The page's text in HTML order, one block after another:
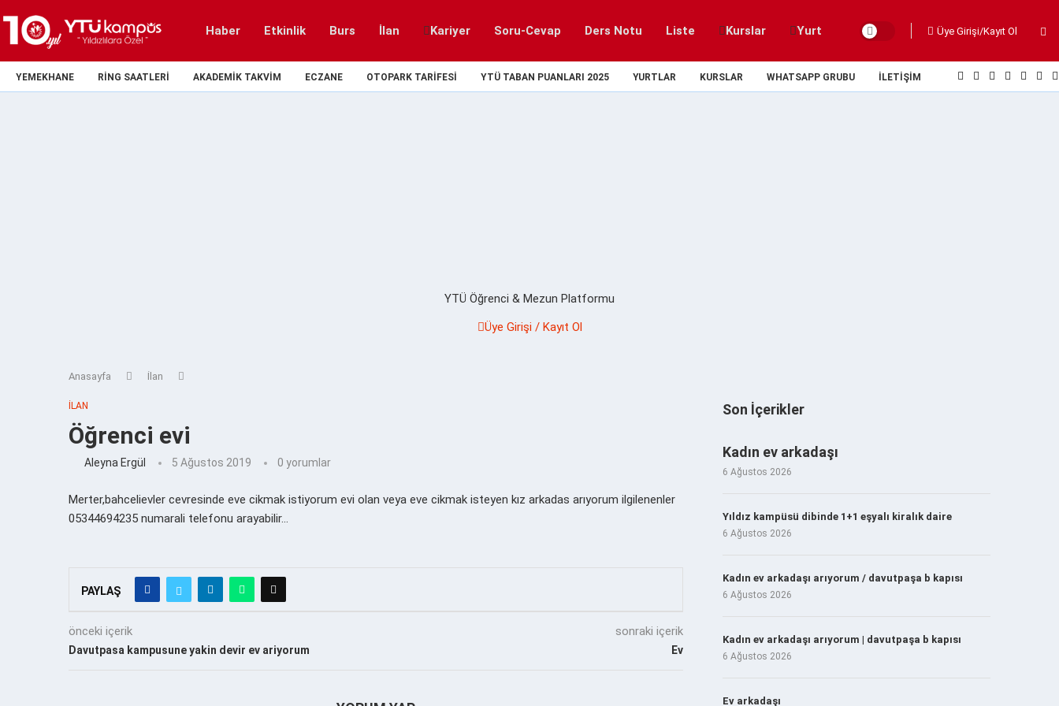
Haber Etkinlik Burs İlan Kariyer Soru-Cevap Ders Notu Liste Kurslar Yurt Üye Girişi/Kayıt Ol
YEMEKHANE RING SAATLERI AKADEMIK TAKVIM ECZANE OTOPARK TARIFESI YTÜ TABAN PUANLARI 2025 YURTLAR KURSLAR WHATSAPP GRUBU İLETIŞIM
YTÜ Öğrenci & Mezun Platformu
Üye Girişi / Kayıt Ol
Anasayfa İlan
İLAN
Öğrenci evi
Aleyna Ergül 5 Ağustos 2019 0 yorumlar
Merter,bahcelievler cevresinde eve cikmak istiyorum evi olan veya eve cikmak isteyen kız arkadas arıyorum ilgilenenler
05344694235 numarali telefonu arayabilir…
PAYLAŞ
önceki içerik
Davutpasa kampusune yakin devir ev ariyorum
sonraki içerik
Ev
Son İçerikler
Kadın ev arkadaşı
6 Ağustos 2026
Yıldız kampüsü dibinde 1+1 eşyalı kiralık daire
6 Ağustos 2026
Kadın ev arkadaşı arıyorum / davutpaşa b kapısı
6 Ağustos 2026
Kadın ev arkadaşı arıyorum | davutpaşa b kapısı
6 Ağustos 2026
Ev arkadaşı